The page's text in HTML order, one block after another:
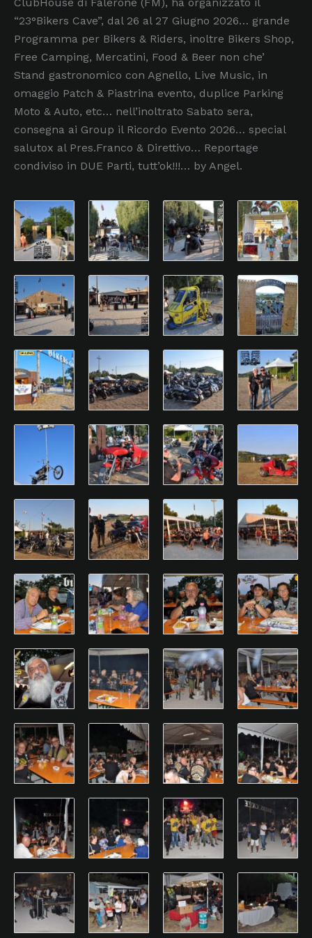
“23°Bikers Cave”, dal 26 al 27 Giugno 2026… grande
Programma per Bikers & Riders, inoltre Bikers Shop,
Free Camping, Mercatini, Food & Beer non che’
Stand gastronomico con Agnello, Live Music, in
omaggio Patch & Piastrina evento, duplice Parking
Moto & Auto, etc… nell’inoltrato Sabato sera,
consegna ai Group il Ricordo Evento 2026… special
salutox al Pres.Franco & Direttivo… Reportage
condiviso in DUE Parti, tutt’ok!!!… by Angel.